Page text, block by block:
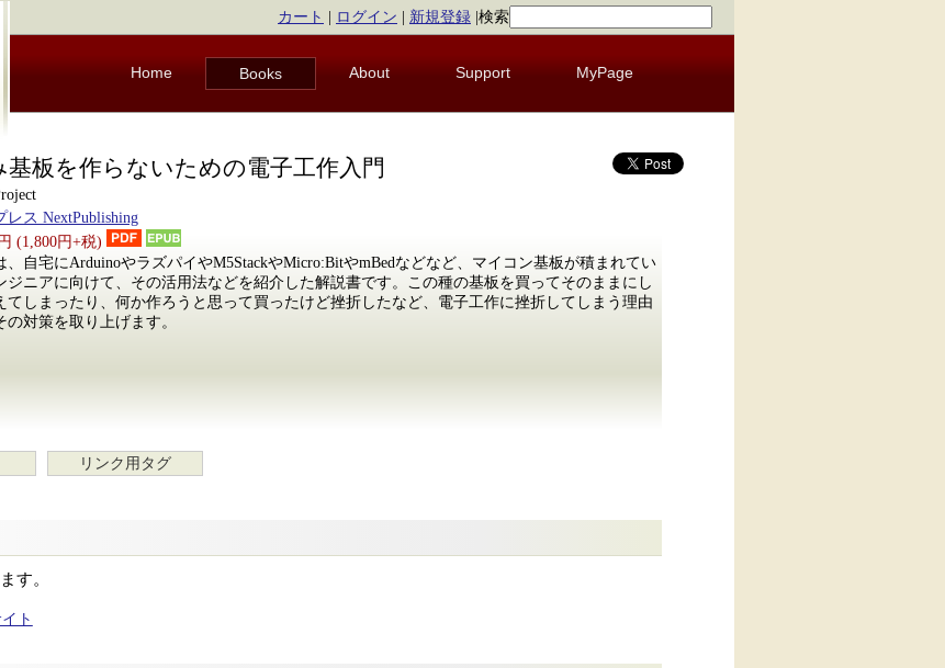
カート ログイン 新規登録 検索
Home Books About Support MyPage
基板を作らないための電子工作入門
レス NextPublishing
(1,800円+税)
、自宅にArduinoやラズパイやM5StackやMicro:BitやmBedなどなど、マイコン基板が積まれてい
ジニアに向けて、その活用法などを紹介した解説書です。この種の基板を買ってそのままにし
てしまったり、何か作ろうと思って買ったけど挫折したなど、電子工作に挫折してしまう理由
の対策を取り上げます。
リンク用タグ
す。
ト